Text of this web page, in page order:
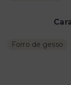
Forro de gesso